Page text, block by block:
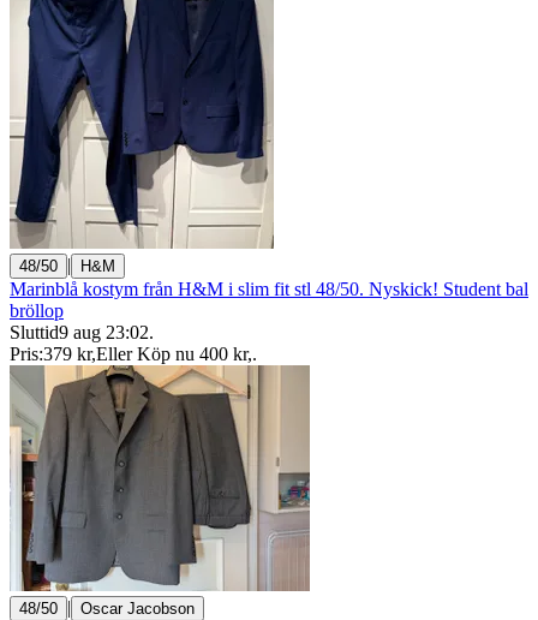
48/50 | H&M
Marinblå kostym från H&M i slim fit stl 48/50. Nyskick! Student bal
bröllop
Sluttid9 aug 23:02.
Pris:379 kr,Eller Köp nu 400 kr,.
48/50 | Oscar Jacobson